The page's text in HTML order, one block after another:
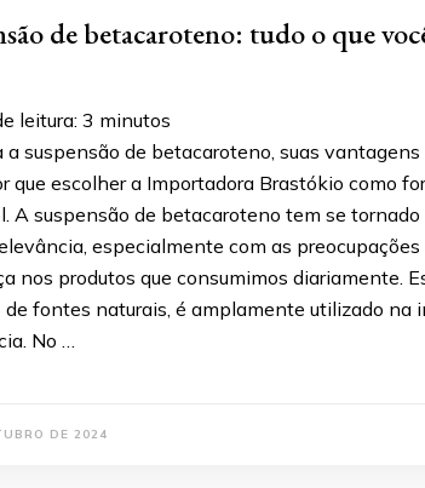
de betacaroteno: tudo o que
leitura: 3 minutos
a suspensão de betacaroteno, suas vantagens
que escolher a Importadora Brastókio como
A suspensão de betacaroteno tem se tornado
especialmente com as preocupações
nos produtos que consumimos diariamente.
de fontes naturais, é amplamente utilizado na
No …
DE 2024